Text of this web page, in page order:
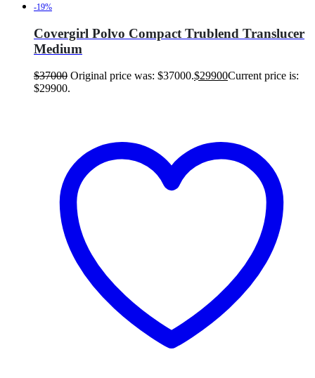
-19%
Covergirl Polvo Compact Trublend Translucer
Medium
$37000 Original price was: $37000.$29900Current price is:
$29900.